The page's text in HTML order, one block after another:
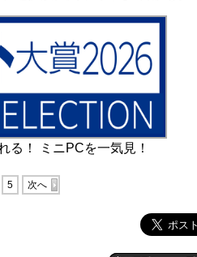
る！ ミニPCを一気見！
5 次へ